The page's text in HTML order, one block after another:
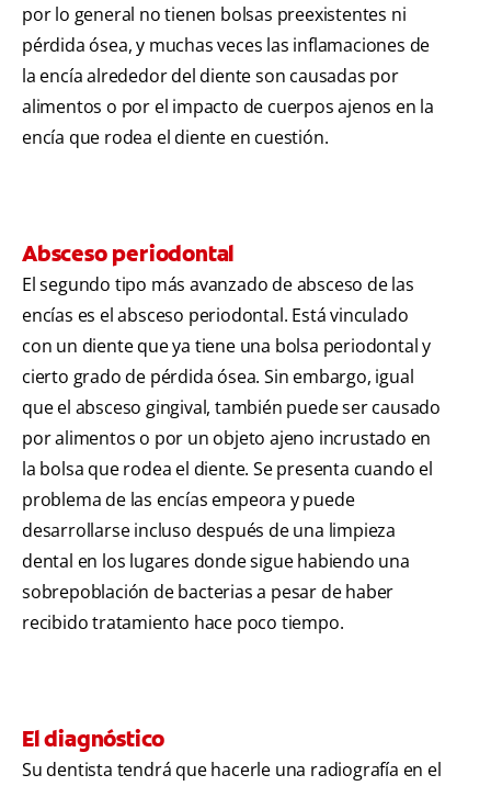
por lo general no tienen bolsas preexistentes ni
pérdida ósea, y muchas veces las inflamaciones de
la encía alrededor del diente son causadas por
alimentos o por el impacto de cuerpos ajenos en la
encía que rodea el diente en cuestión.
Absceso periodontal
El segundo tipo más avanzado de absceso de las
encías es el absceso periodontal. Está vinculado
con un diente que ya tiene una bolsa periodontal y
cierto grado de pérdida ósea. Sin embargo, igual
que el absceso gingival, también puede ser causado
por alimentos o por un objeto ajeno incrustado en
la bolsa que rodea el diente. Se presenta cuando el
problema de las encías empeora y puede
desarrollarse incluso después de una limpieza
dental en los lugares donde sigue habiendo una
sobrepoblación de bacterias a pesar de haber
recibido tratamiento hace poco tiempo.
El diagnóstico
Su dentista tendrá que hacerle una radiografía en el